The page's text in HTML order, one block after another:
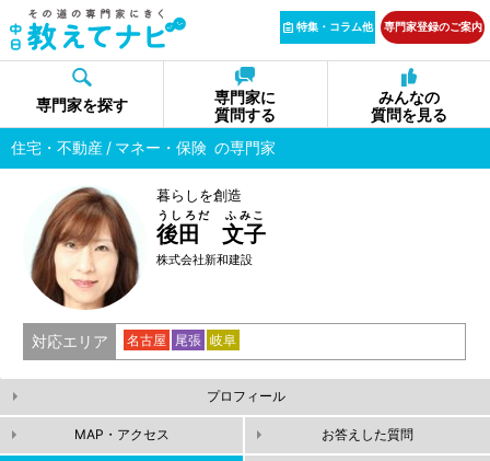
特集・コラム他 専門家登録のご案内
専門家を探す
専門家に
質問する
みんなの
質問を見る
住宅・不動産
マネー・保険 の専門家
暮らしを創造
後田 文子
うしろだ ふみこ
株式会社新和建設
対応エリア 名古屋 尾張 岐阜
プロフィール
MAP・アクセス お答えした質問